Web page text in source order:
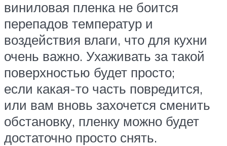
виниловая пленка не боится
перепадов температур и
воздействия влаги, что для кухни
очень важно. Ухаживать за такой
поверхностью будет просто;
если какая-то часть повредится,
или вам вновь захочется сменить
обстановку, пленку можно будет
достаточно просто снять.